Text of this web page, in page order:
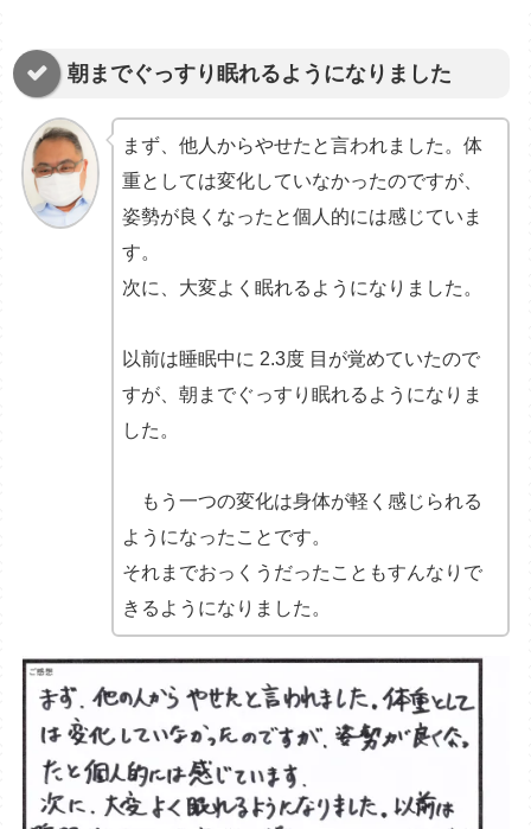
朝までぐっすり眠れるようになりました
まず、他人からやせたと言われました。体
重としては変化していなかったのですが、
姿勢が良くなったと個人的には感じていま
す。
次に、大変よく眠れるようになりました。
以前は睡眠中に 2.3度 目が覚めていたので
すが、朝までぐっすり眠れるようになりま
した。
もう一つの変化は身体が軽く感じられる
ようになったことです。
それまでおっくうだったこともすんなりで
きるようになりました。